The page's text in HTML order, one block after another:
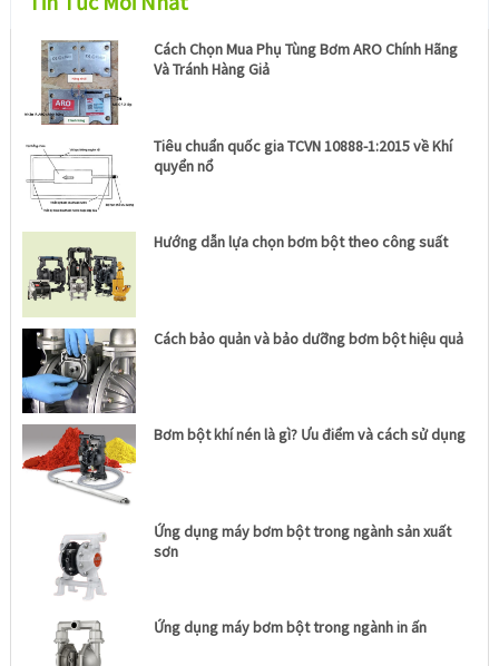
Cách Chọn Mua Phụ Tùng Bơm ARO Chính Hãng
Và Tránh Hàng Giả
Tiêu chuẩn quốc gia TCVN 10888-1:2015 về Khí
quyển nổ
Hướng dẫn lựa chọn bơm bột theo công suất
Cách bảo quản và bảo dưỡng bơm bột hiệu quả
Bơm bột khí nén là gì? Ưu điểm và cách sử dụng
Ứng dụng máy bơm bột trong ngành sản xuất
sơn
Ứng dụng máy bơm bột trong ngành in ấn